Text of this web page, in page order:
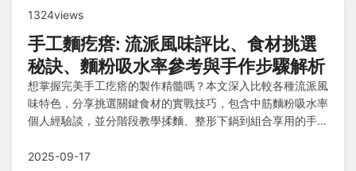
1324views
手工麵疙瘩: 流派風味評比、食材挑選
秘訣、麵粉吸水率參考與手作步驟解析
想掌握完美手工疙瘩的製作精髓嗎？本文深入比較各種流派風
味特色，分享挑選關鍵食材的實戰技巧，包含中筋麵粉吸水率
個人經驗談，並分階段教學揉麵、整形下鍋到組合享用的手感
道地美味！
2025-09-17